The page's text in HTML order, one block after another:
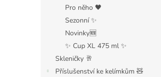
Pro něho 🖤
Sezonní ✨
Novinky🆕
✨ Cup XL 475 ml ✨
Skleničky 🥂
Příslušenství ke kelímkům 🧸